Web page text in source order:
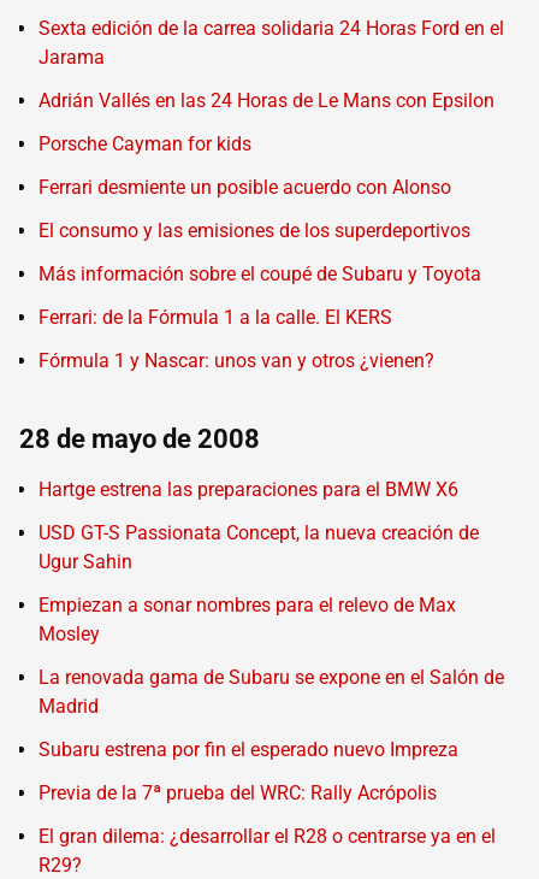
Sexta edición de la carrea solidaria 24 Horas Ford en el
Jarama
Adrián Vallés en las 24 Horas de Le Mans con Epsilon
Porsche Cayman for kids
Ferrari desmiente un posible acuerdo con Alonso
El consumo y las emisiones de los superdeportivos
Más información sobre el coupé de Subaru y Toyota
Ferrari: de la Fórmula 1 a la calle. El KERS
Fórmula 1 y Nascar: unos van y otros ¿vienen?
28 de mayo de 2008
Hartge estrena las preparaciones para el BMW X6
USD GT-S Passionata Concept, la nueva creación de
Ugur Sahin
Empiezan a sonar nombres para el relevo de Max
Mosley
La renovada gama de Subaru se expone en el Salón de
Madrid
Subaru estrena por fin el esperado nuevo Impreza
Previa de la 7ª prueba del WRC: Rally Acrópolis
El gran dilema: ¿desarrollar el R28 o centrarse ya en el
R29?